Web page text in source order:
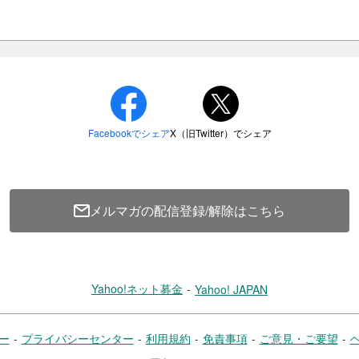
積み重ねていきます。
ました！（2026年3月13日更
子や、実際に拠点に通う子どもたち
メルマガの配信登録/解除はこちら
Yahoo!ネット募金 Yahoo! JAPAN
プライバシーセンター 利用規約 免責事項 ご意見・ご要望